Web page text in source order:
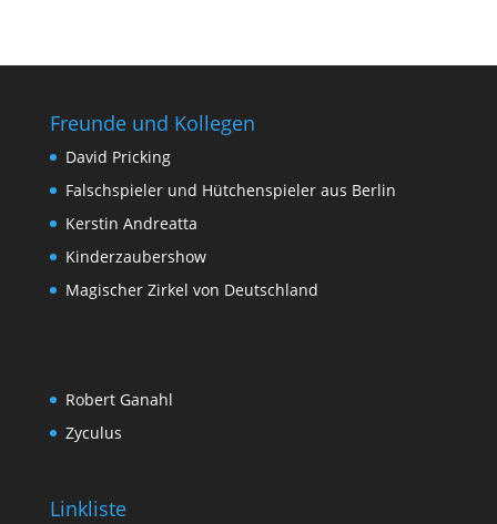
Freunde und Kollegen
David Pricking
Falschspieler und Hütchenspieler aus Berlin
Kerstin Andreatta
Kinderzaubershow
Magischer Zirkel von Deutschland
Robert Ganahl
Zyculus
Linkliste